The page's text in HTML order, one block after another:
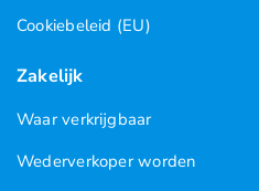
Cookiebeleid (EU)
Zakelijk
Waar verkrijgbaar
Wederverkoper worden